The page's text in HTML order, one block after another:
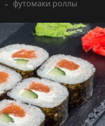
футомаки роллы